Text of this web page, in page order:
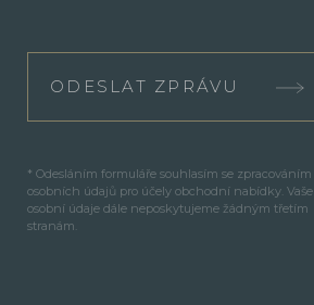
ODESLAT ZPRÁVU
* Odesláním formuláře souhlasím se zpracováním
osobních údajů pro účely obchodní nabídky. Vaše
osobní údaje dále neposkytujeme žádným třetím
stranám.